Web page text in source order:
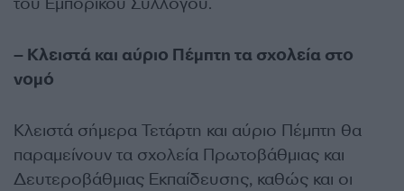
– Κλειστά και αύριο Πέμπτη τα σχολεία στο
νομό
Κλειστά σήμερα Τετάρτη και αύριο Πέμπτη θα
παραμείνουν τα σχολεία Πρωτοβάθμιας και
Δευτεροβάθμιας Εκπαίδευσης, καθώς και οι